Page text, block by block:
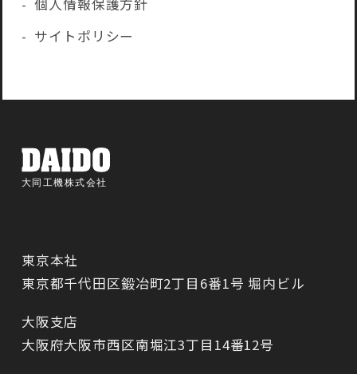
東京本社
東京都千代田区鍛冶町2丁目6番1号 堀内ビル
大阪支店
大阪府大阪市西区南堀江3丁目14番12号
サイトポリシー